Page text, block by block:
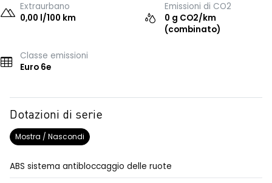
Extraurbano
0,00 l/100 km
Emissioni di CO2
0 g CO2/km
(combinato)
Classe emissioni
Euro 6e
Dotazioni di serie
Mostra / Nascondi
ABS sistema antibloccaggio delle ruote